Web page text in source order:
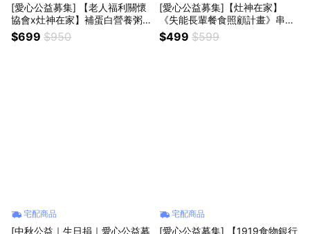
[愛心公益募集] 【老人福利關懷
協會x灶神在家】補蛋白營養粥
品公益募集 (購買者本人不會收
到商品)
$699 $950
[愛心公益募集]【灶神在家】
《失能長輩餐食照顧計畫》串起
台灣中、南、東部的跨區照顧防
護網 (購買者本人不會收到商品)
$499 $599
宅配商品
[中秋公益｜生日捐｜愛心公益募
宅配商品
[愛心公益募集] 【1919食物銀行